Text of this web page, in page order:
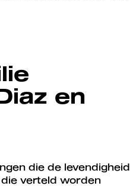
en
die de levendigheid
die verteld worden